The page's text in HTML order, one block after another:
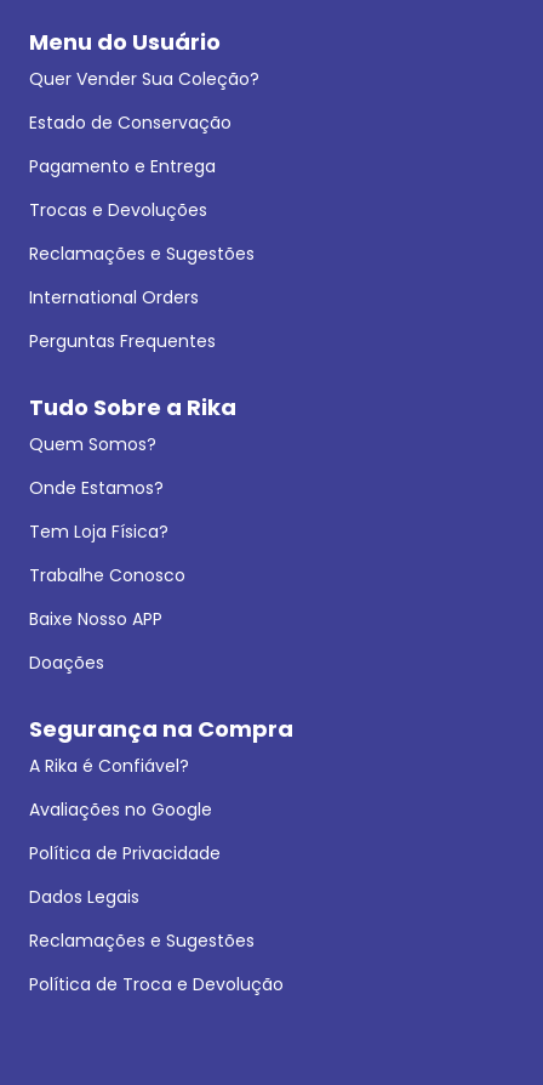
Menu do Usuário
Quer Vender Sua Coleção?
Estado de Conservação
Pagamento e Entrega
Trocas e Devoluções
Reclamações e Sugestões
International Orders
Perguntas Frequentes
Tudo Sobre a Rika
Quem Somos?
Onde Estamos?
Tem Loja Física?
Trabalhe Conosco
Baixe Nosso APP
Doações
Segurança na Compra
A Rika é Confiável?
Avaliações no Google
Política de Privacidade
Dados Legais
Reclamações e Sugestões
Política de Troca e Devolução